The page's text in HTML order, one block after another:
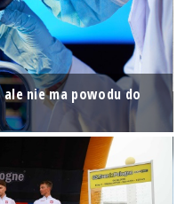
nie ma powodu do